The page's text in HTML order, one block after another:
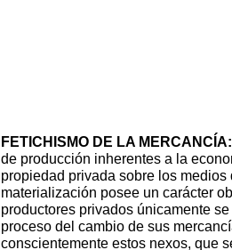
FETICHISMO DE LA MERCANCÍA:
de producción inherentes a la
propiedad privada sobre los medios
materialización posee un carácter
productores privados únicamente
proceso del cambio de sus
conscientemente estos nexos, que